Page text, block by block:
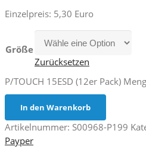
Einzelpreis: 5,30 Euro
Größe
Zurücksetzen
P/TOUCH 15ESD (12er Pack)
In den Warenkorb
Artikelnummer: S00968-P199
Payper